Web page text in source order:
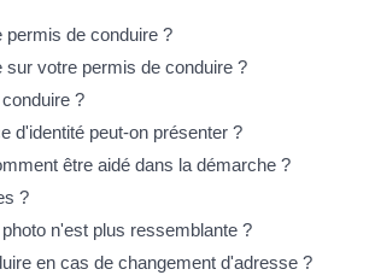
de conduire ?
votre permis de conduire ?
?
d'identité peut-on présenter ?
être aidé dans la démarche ?
?
n'est plus ressemblante ?
en cas de changement d'adresse ?